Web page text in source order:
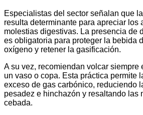
Especialistas del sector señalan que
resulta determinante para apreciar los
molestias digestivas. La presencia de
es obligatoria para proteger la bebida
oxígeno y retener la gasificación.
A su vez, recomiendan volcar siempre
un vaso o copa. Esta práctica permite
exceso de gas carbónico, reduciendo
pesadez e hinchazón y resaltando las
cebada.